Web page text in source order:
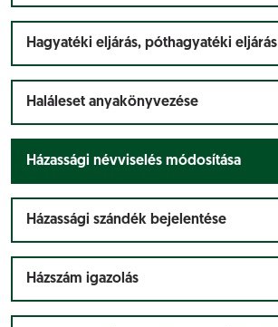
Hagyatéki eljárás, póthagyatéki eljárás
Haláleset anyakönyvezése
Házassági névviselés módosítása
Házassági szándék bejelentése
Házszám igazolás